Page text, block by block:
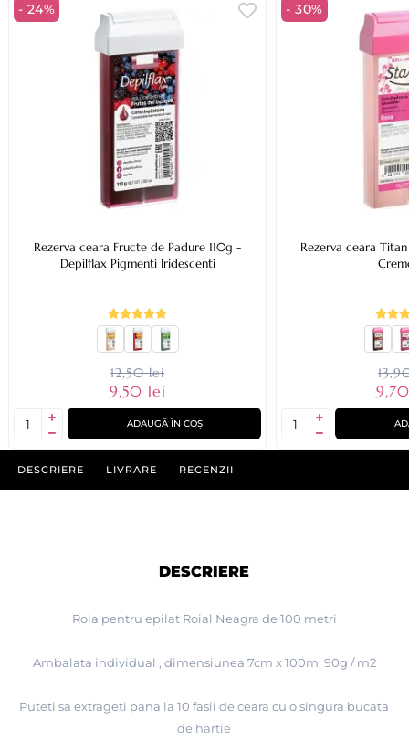
- 24%
Rezerva ceara Fructe de Padure 110g -
Depilflax Pigmenti Iridescenti
12,50 lei
9,50 lei
ADAUGĂ ÎN COȘ
- 30%
Rezerva ceara
DESCRIERE LIVRARE RECENZII
DESCRIERE
Rola pentru epilat Roial Neagra de 100 metri
Ambalata individual , dimensiunea 7cm x 100m, 90g / m2
Puteti sa extrageti pana la 10 fasii de ceara cu o singura bucata
de hartie